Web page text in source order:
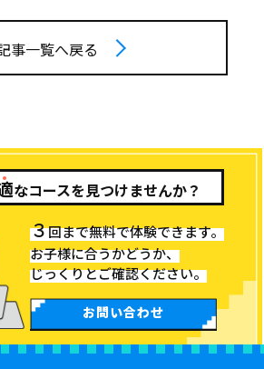
事一覧へ戻る
なコースを見つけませんか？
３回まで無料で体験できます。
お子様に合うかどうか、
じっくりとご確認ください。
お問い合わせ